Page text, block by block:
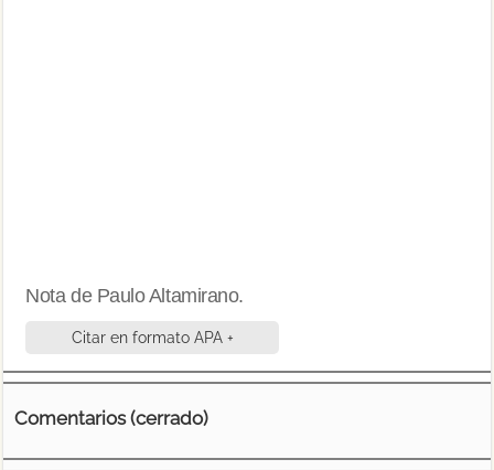
Nota de Paulo Altamirano.
Citar en formato APA +
Comentarios (cerrado)